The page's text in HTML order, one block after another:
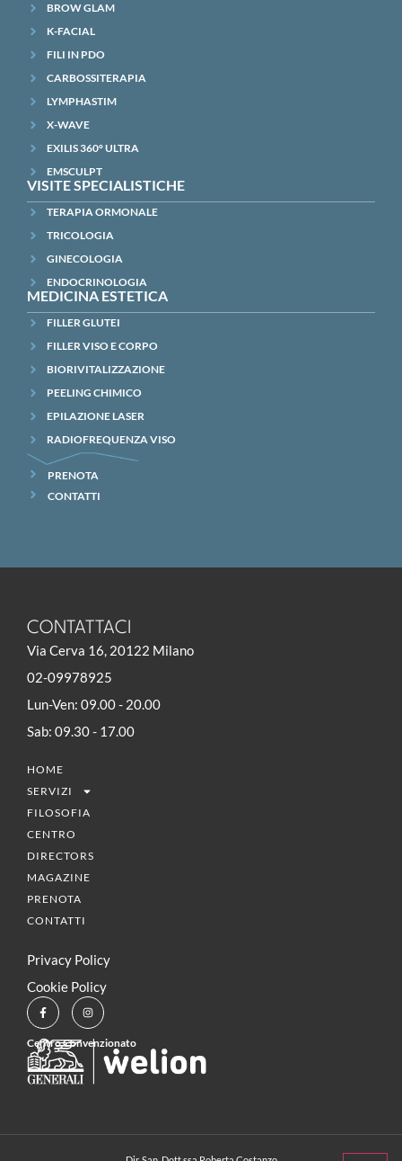
BROW GLAM
K-FACIAL
FILI IN PDO
CARBOSSITERAPIA
LYMPHASTIM
X-WAVE
EXILIS 360° ULTRA
EMSCULPT
VISITE SPECIALISTICHE
TERAPIA ORMONALE
TRICOLOGIA
GINECOLOGIA
ENDOCRINOLOGIA
MEDICINA ESTETICA
FILLER GLUTEI
FILLER VISO E CORPO
BIORIVITALIZZAZIONE
PEELING CHIMICO
EPILAZIONE LASER
RADIOFREQUENZA VISO
PRENOTA
CONTATTI
CONTATTACI
Via Cerva 16, 20122 Milano
02-09978925
Lun-Ven: 09.00 - 20.00
Sab: 09.30 - 17.00
HOME
SERVIZI
FILOSOFIA
CENTRO
DIRECTORS
MAGAZINE
PRENOTA
CONTATTI
Privacy Policy
Cookie Policy
Centro Convenzionato